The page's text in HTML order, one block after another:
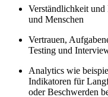
Verständlichkeit
und Menschen
Vertrauen,
Testing und
Analytics wie
Indikatoren für
oder Beschwerden